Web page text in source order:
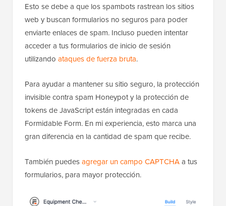
Esto se debe a que los spambots rastrean los sitios
web y buscan formularios no seguros para poder
enviarte enlaces de spam. Incluso pueden intentar
acceder a tus formularios de inicio de sesión
utilizando ataques de fuerza bruta.
Para ayudar a mantener su sitio seguro, la protección
invisible contra spam Honeypot y la protección de
tokens de JavaScript están integradas en cada
Formidable Form. En mi experiencia, esto marca una
gran diferencia en la cantidad de spam que recibe.
También puedesagregar un campo CAPTCHAa tus
formularios, para mayor protección.